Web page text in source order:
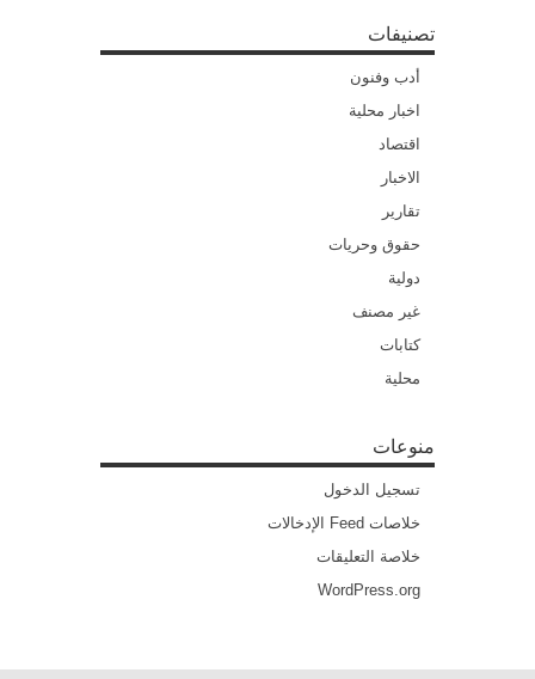
تصنيفات
أدب وفنون
اخبار محلية
اقتصاد
الاخبار
تقارير
حقوق وحريات
دولية
غير مصنف
كتابات
محلية
منوعات
تسجيل الدخول
خلاصات Feed الإدخالات
خلاصة التعليقات
WordPress.org